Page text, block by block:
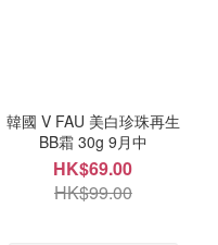
韓國 V FAU 美白珍珠再生
BB霜 30g 9月中
HK$69.00
HK$99.00